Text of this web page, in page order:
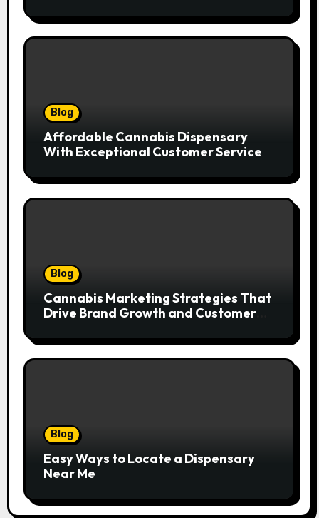
Blog
Affordable Cannabis Dispensary
With Exceptional Customer Service
Blog
Cannabis Marketing Strategies That
Drive Brand Growth and Customer
Blog
Easy Ways to Locate a Dispensary
Near Me